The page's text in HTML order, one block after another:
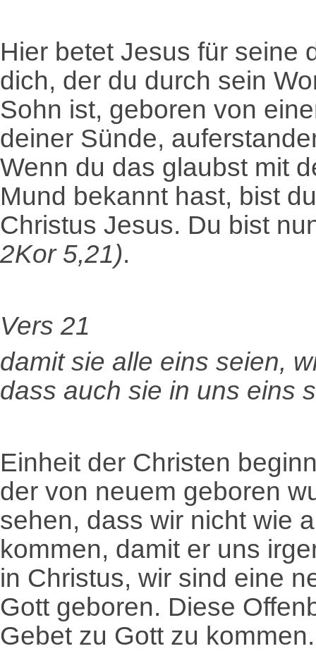
Hier betet Jesus für seine
dich, der du durch sein
Sohn ist, geboren von
deiner Sünde,
Wenn du das glaubst mit
Mund bekannt hast, bist
Christus Jesus. Du bist
2Kor 5,21).
Vers 21
damit sie alle eins seien,
dass auch sie in uns eins
Einheit der Christen
der von neuem geboren
sehen, dass wir nicht wie
kommen, damit er uns
in Christus, wir sind eine
Gott geboren. Diese
Gebet zu Gott zu kommen.